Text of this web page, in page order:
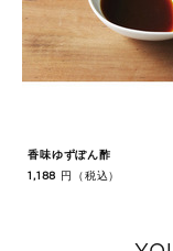
香味ゆずぽん酢
1,188 円（税込）